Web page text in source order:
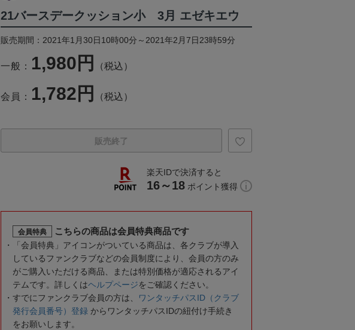
21バースデークッション小 3月 エゼキエウ
販売期間：2021年1月30日10時00分～2021年2月7日23時59分
一般： 1,980円 （税込）
会員： 1,782円 （税込）
販売終了
楽天IDで決済すると
16～18 ポイント獲得
会員特典 こちらの商品は会員特典商品です
「会員特典」アイコンがついている商品は、各クラブが導入
しているファンクラブなどの会員制度により、会員の方のみ
がご購入いただける商品、または特別価格が適応されるアイ
テムです。詳しくはヘルプページをご確認ください。
すでにファンクラブ会員の方は、
ワンタッチパスID（クラブ
発行会員番号）登録 からワンタッチパスIDの紐付け手続き
をお願いします。